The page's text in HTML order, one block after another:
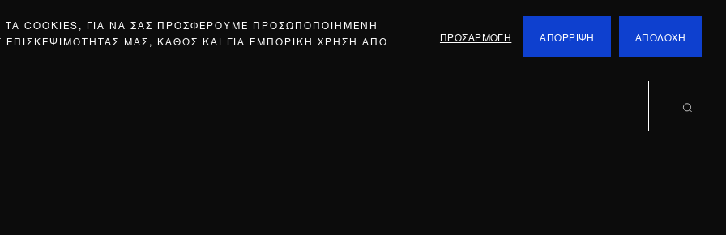
COOKIES, ΓΙΑ ΝΑ ΣΑΣ ΠΡΟΣΦΕΡΟΥΜΕ ΠΡΟΣΩΠΟΠΟΙΗΜΕΝΗ
ΜΑΣ, ΚΑΘΩΣ ΚΑΙ ΓΙΑ ΕΜΠΟΡΙΚΗ ΧΡΗΣΗ ΑΠΟ
ΠΡΟΣΑΡΜΟΓΗ ΑΠΟΡΡΙΨΗ ΑΠΟΔΟΧΗ